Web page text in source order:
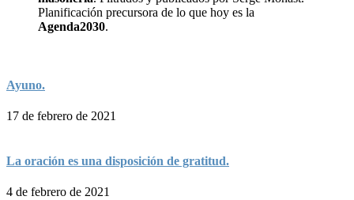
Planificación precursora de lo que hoy es la
Agenda2030.
Ayuno.
17 de febrero de 2021
La oración es una disposición de gratitud.
4 de febrero de 2021